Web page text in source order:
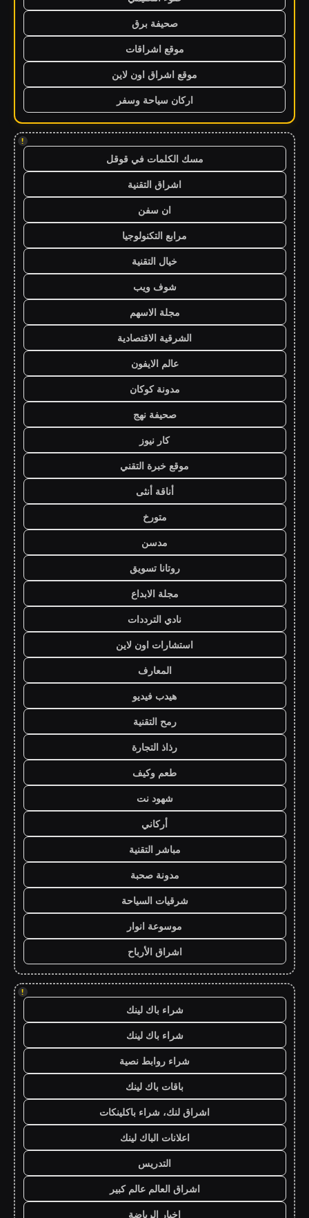
صحيفة برق
موقع اشراقات
موقع اشراق اون لاين
اركان سياحة وسفر
!
مسك الكلمات في قوقل
اشراق التقنية
ان سفن
مرابع التكنولوجيا
خيال التقنية
شوف ويب
مجلة الاسهم
الشرقية الاقتصادية
عالم الايفون
مدونة كوكان
صحيفة نهج
كار نيوز
موقع خبرة التقني
أناقة أنثى
متورخ
مدسن
روتانا تسويق
مجلة الابداع
نادي الترددات
استشارات اون لاين
المعارف
هيدب فيديو
رمح التقنية
رذاذ التجارة
طعم وكيف
شهود نت
أركاني
مباشر التقنية
مدونة صحبة
شرقيات السياحة
موسوعة انوار
اشراق الأرباح
!
شراء باك لينك
شراء باك لينك
شراء روابط نصية
باقات باك لينك
اشراق لنك، شراء باكلينكات
اعلانات الباك لينك
التدريس
اشراق العالم عالم كبير
اخبار الرياضة